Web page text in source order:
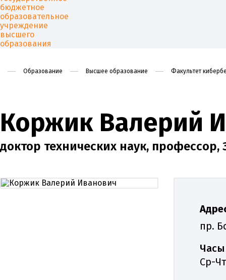
Образование Высшее образование Факультет
Коржик Валерий
доктор технических наук,
пр.
Ср-